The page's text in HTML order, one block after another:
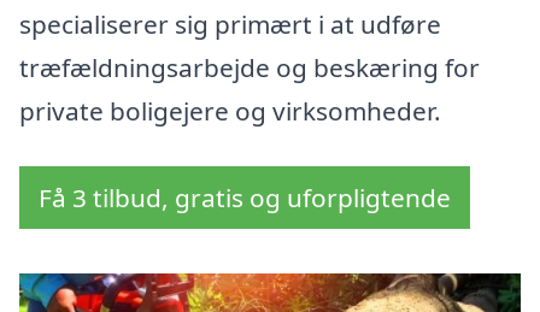
specialiserer sig primært i at udføre
træfældningsarbejde og beskæring for
private boligejere og virksomheder.
Få 3 tilbud, gratis og uforpligtende